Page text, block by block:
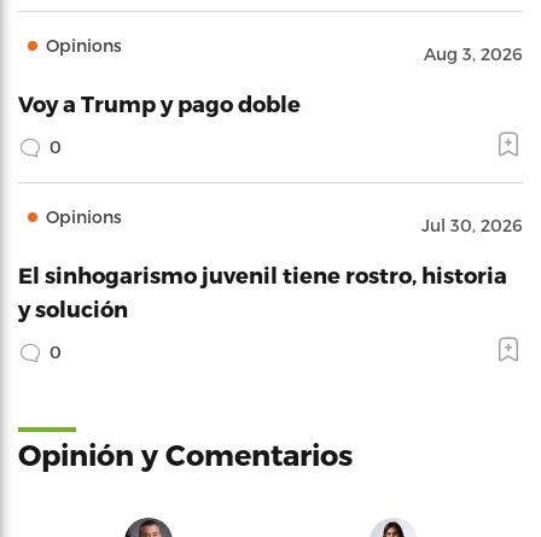
Opinions Aug 3, 2026
Voy a Trump y pago doble
0
Opinions Jul 30, 2026
El sinhogarismo juvenil tiene rostro, historia
y solución
0
Opinión y Comentarios